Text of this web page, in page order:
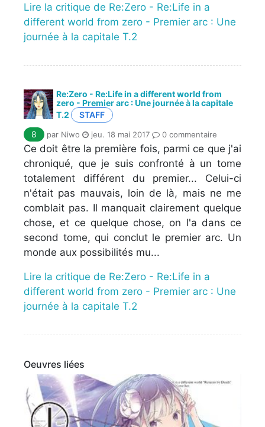
Lire la critique de Re:Zero - Re:Life in a
different world from zero - Premier arc : Une
journée à la capitale T.2
Re:Zero - Re:Life in a different world from
zero - Premier arc : Une journée à la capitale
T.2
STAFF
8
par Niwo jeu. 18 mai 2017 0 commentaire
Ce doit être la première fois, parmi ce que j'ai
chroniqué, que je suis confronté à un tome
totalement différent du premier... Celui-ci
n'était pas mauvais, loin de là, mais ne me
comblait pas. Il manquait clairement quelque
chose, et ce quelque chose, on l'a dans ce
second tome, qui conclut le premier arc. Un
monde aux possibilités mu...
Lire la critique de Re:Zero - Re:Life in a
different world from zero - Premier arc : Une
journée à la capitale T.2
Oeuvres liées